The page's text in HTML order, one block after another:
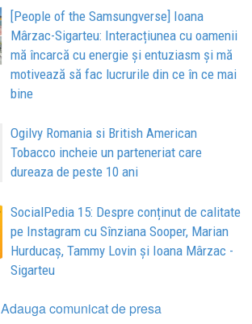
[People of the Samsungverse] Ioana
Mârzac-Sigarteu: Interacțiunea cu oamenii
mă încarcă cu energie și entuziasm și mă
motivează să fac lucrurile din ce în ce mai
bine
Ogilvy Romania si British American
Tobacco incheie un parteneriat care
dureaza de peste 10 ani
SocialPedia 15: Despre conținut de calitate
pe Instagram cu Sînziana Sooper, Marian
Hurducaș, Tammy Lovin și Ioana Mârzac -
Sigarteu
Adauga comunicat de presa